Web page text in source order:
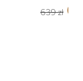
639 zł